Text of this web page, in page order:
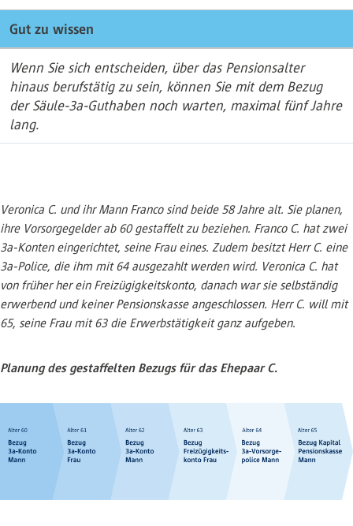
Gut zu wissen
Wenn Sie sich entscheiden, über das Pensionsalter
hinaus berufstätig zu sein, können Sie mit dem Bezug
der Säule-3a-Guthaben noch warten, maximal fünf Jahre
lang.
Veronica C. und ihr Mann Franco sind beide 58 Jahre alt. Sie planen,
ihre Vorsorgegelder ab 60 gestaffelt zu beziehen. Franco C. hat zwei
3a-Konten eingerichtet, seine Frau eines. Zudem besitzt Herr C. eine
3a-Police, die ihm mit 64 ausgezahlt werden wird. Veronica C. hat
von früher her ein Freizügigkeitskonto, danach war sie selbständig
erwerbend und keiner Pensionskasse angeschlossen. Herr C. will mit
65, seine Frau mit 63 die Erwerbstätigkeit ganz aufgeben.
Planung des gestaffelten Bezugs für das Ehepaar C.